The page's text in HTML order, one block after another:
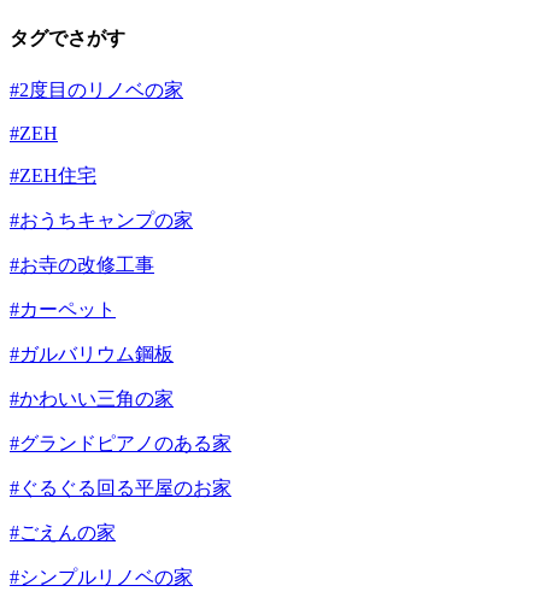
タグでさがす
#2度目のリノベの家
#ZEH
#ZEH住宅
#おうちキャンプの家
#お寺の改修工事
#カーペット
#ガルバリウム鋼板
#かわいい三角の家
#グランドピアノのある家
#ぐるぐる回る平屋のお家
#ごえんの家
#シンプルリノベの家